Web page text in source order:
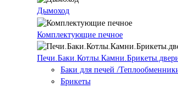
Дымоход
Комплектующие печное
Баки для печей /
Брикеты